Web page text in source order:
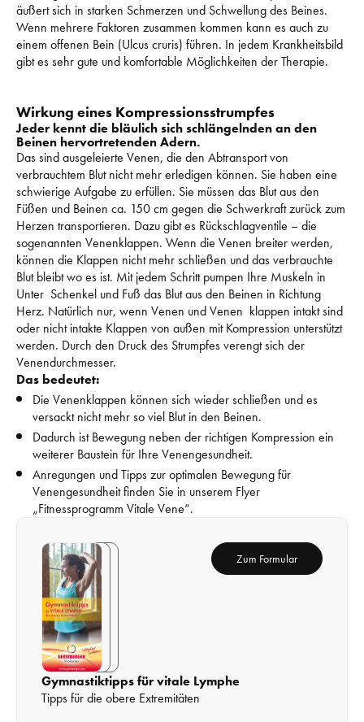
Wenn mehrere Faktoren zusammen kommen kann es auch zu
einem offenen Bein (Ulcus cruris) führen. In jedem Krankheitsbild
gibt es sehr gute und komfortable Möglichkeiten der Therapie.
Wirkung eines Kompressionsstrumpfes
Jeder kennt die bläulich sich schlängelnden an den
Beinen hervortretenden Adern.
Das sind ausgeleierte Venen, die den Abtransport von
verbrauchtem Blut nicht mehr erledigen können. Sie haben eine
schwierige Aufgabe zu erfüllen. Sie müssen das Blut aus den
Füßen und Beinen ca. 150 cm gegen die Schwerkraft zurück zum
Herzen transportieren. Dazu gibt es Rückschlagventile – die
sogenannten Venenklappen. Wenn die Venen breiter werden,
können die Klappen nicht mehr schließen und das verbrauchte
Blut bleibt wo es ist. Mit jedem Schritt pumpen Ihre Muskeln in
Unter  Schenkel und Fuß das Blut aus den Beinen in Richtung
Herz. Natürlich nur, wenn Venen und Venen  klappen intakt sind
oder nicht intakte Klappen von außen mit Kompression unterstützt
werden. Durch den Druck des Strumpfes verengt sich der
Venendurchmesser.
Das bedeutet:
Die Venenklappen können sich wieder schließen und es
versackt nicht mehr so viel Blut in den Beinen.
Dadurch ist Bewegung neben der richtigen Kompression ein
weiterer Baustein für Ihre Venengesundheit.
Anregungen und Tipps zur optimalen Bewegung für
Venengesundheit finden Sie in unserem Flyer
„Fitnessprogramm Vitale Vene“.
Zum Formular
Gymnastiktipps für vitale Lymphe
Tipps für die obere Extremitäten